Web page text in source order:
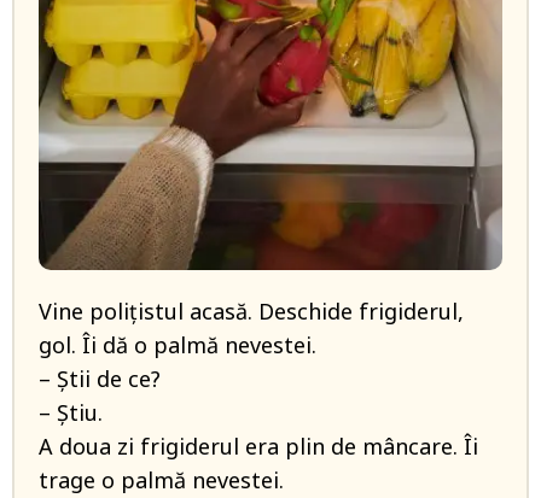
Vine polițistul acasă. Deschide frigiderul,
gol. Îi dă o palmă nevestei.
– Știi de ce?
– Știu.
A doua zi frigiderul era plin de mâncare. Îi
trage o palmă nevestei.